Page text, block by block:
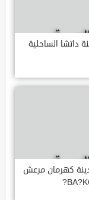
الساحلية
كهرمان مرعش